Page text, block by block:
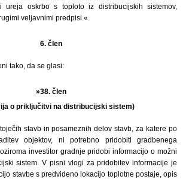
ureja oskrbo s toploto iz distribucijskih sistemov,
veljavnimi predpisi.«.
6. člen
tako, da se glasi:
»38. člen
o priključitvi na distribucijski sistem)
stavb in posameznih delov stavb, za katere po
objektov, ni potrebno pridobiti gradbenega
investitor gradnje pridobi informacijo o možni
sistem. V pisni vlogi za pridobitev informacije je
stavbe s predvideno lokacijo toplotne postaje, opis